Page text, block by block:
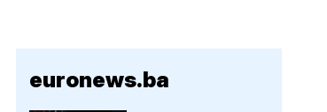
euronews.ba